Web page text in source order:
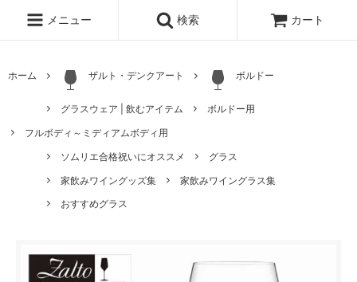
メニュー 検索 カート
ホーム ザルト・デンクアート ボルドー
グラスウェア | 飲むアイテム
ボルドー用
フルボディ～ミディアムボディ用
ソムリエ合格祝いにオススメ
グラス
家飲みワイングッズ集
家飲みワイングラス集
おすすめグラス